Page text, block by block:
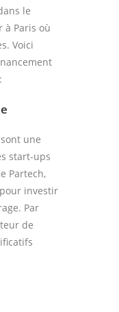
le
à Paris où
Voici
une
start-ups
Partech,
investir
Par
de